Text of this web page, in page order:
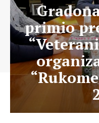
primio